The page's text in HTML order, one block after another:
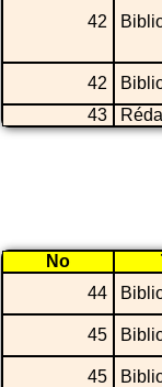
42
42
43
No
44
45
45